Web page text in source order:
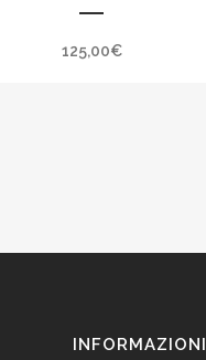
125,00€
INFORMAZIONI